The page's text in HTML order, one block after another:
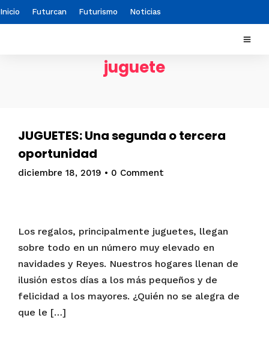
Inicio Futurcan Futurismo Noticias
juguete
JUGUETES: Una segunda o tercera
oportunidad
diciembre 18, 2019 • 0 Comment
Los regalos, principalmente juguetes, llegan
sobre todo en un número muy elevado en
navidades y Reyes. Nuestros hogares llenan de
ilusión estos días a los más pequeños y de
felicidad a los mayores. ¿Quién no se alegra de
que le […]